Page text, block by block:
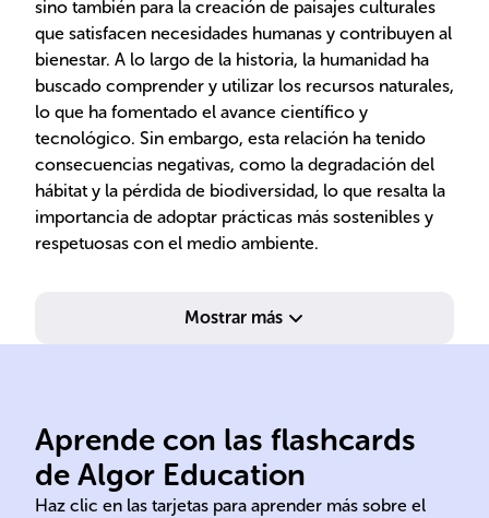
sino también para la creación de paisajes culturales
que satisfacen necesidades humanas y contribuyen al
bienestar. A lo largo de la historia, la humanidad ha
buscado comprender y utilizar los recursos naturales,
lo que ha fomentado el avance científico y
tecnológico. Sin embargo, esta relación ha tenido
consecuencias negativas, como la degradación del
hábitat y la pérdida de biodiversidad, lo que resalta la
importancia de adoptar prácticas más sostenibles y
respetuosas con el medio ambiente.
Mostrar más
Aprende con las flashcards
de Algor Education
Haz clic en las tarjetas para aprender más sobre el
recursos energías sostenible